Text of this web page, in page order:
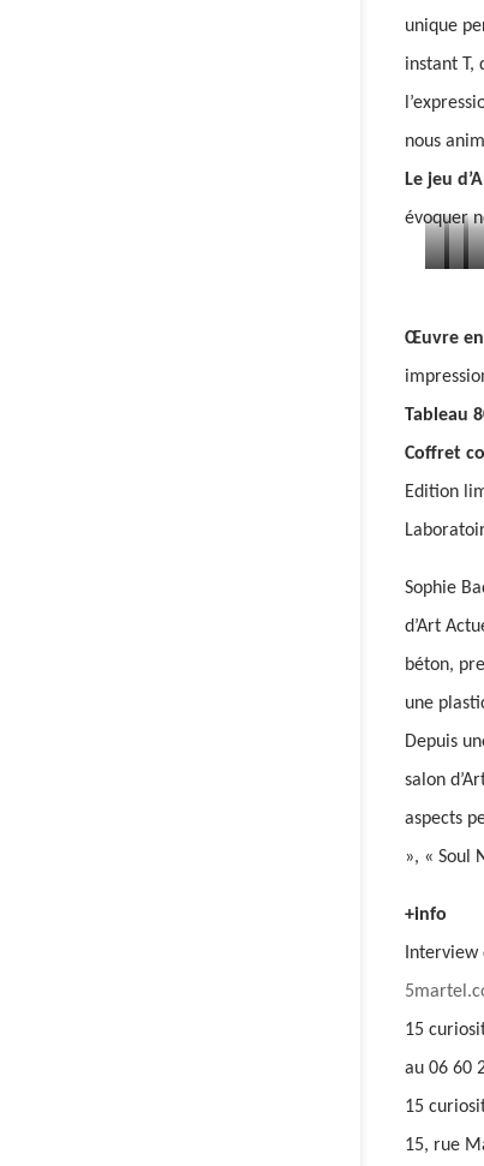
unique
instant T,
nous
Le jeu
évoquer
Œuvre
Tableau
Coffret
Edition
Sophie
d’Art
béton,
une
Depuis
salon
aspects
», « Soul
+info
Interview
15
au 06 60
15
15, rue